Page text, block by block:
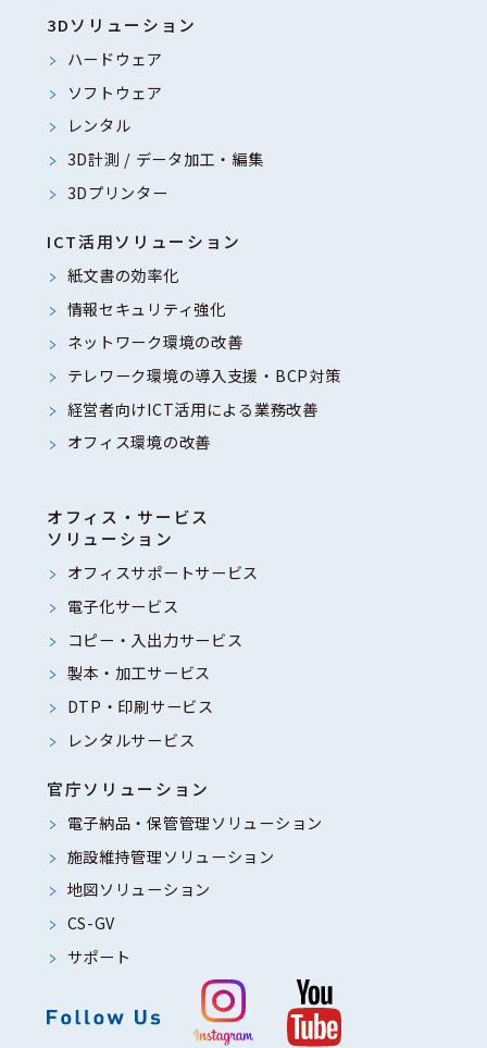
3Dソリューション
ハードウェア
ソフトウェア
レンタル
3D計測 / データ加工・編集
3Dプリンター
ICT活用ソリューション
紙文書の効率化
情報セキュリティ強化
ネットワーク環境の改善
テレワーク環境の導入支援・BCP対策
経営者向けICT活用による業務改善
オフィス環境の改善
オフィス・サービス
ソリューション
オフィスサポートサービス
電子化サービス
コピー・入出力サービス
製本・加工サービス
DTP・印刷サービス
レンタルサービス
官庁ソリューション
電子納品・保管管理ソリューション
施設維持管理ソリューション
地図ソリューション
CS-GV
サポート